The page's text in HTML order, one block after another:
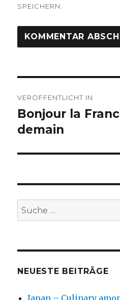
SPEICHERN.
VERÖFFENTLICHT IN
Bonjour la
demain
Suche
nach:
NEUESTE BEITRÄGE
Japan – Culinary